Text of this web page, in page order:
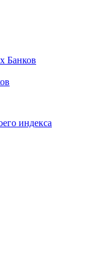
Банков
индекса